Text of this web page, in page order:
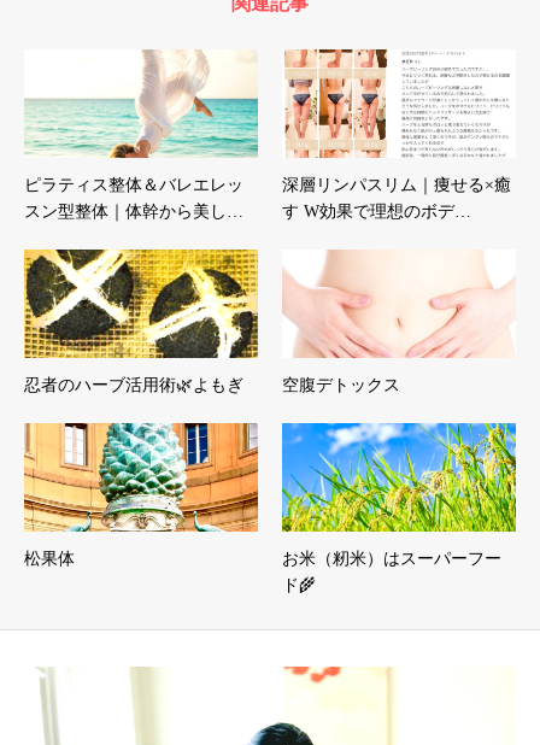
ピラティス整体＆バレエレッ
スン型整体｜体幹から美し…
深層リンパスリム｜痩せる×癒
す W効果で理想のボデ…
忍者のハーブ活用術🌿よもぎ 空腹デトックス
松果体
お米（籾米）はスーパーフー
ド🌾